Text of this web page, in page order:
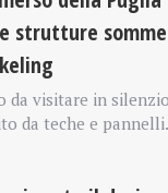
strutture
da visitare in
da teche e